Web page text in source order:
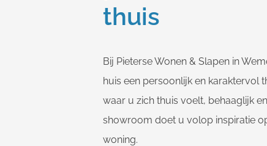
thuis
Bij Pieterse Wonen & Slapen in
huis een persoonlijk en karaktervol
waar u zich thuis voelt, behaaglijk
showroom doet u volop inspiratie
woning.